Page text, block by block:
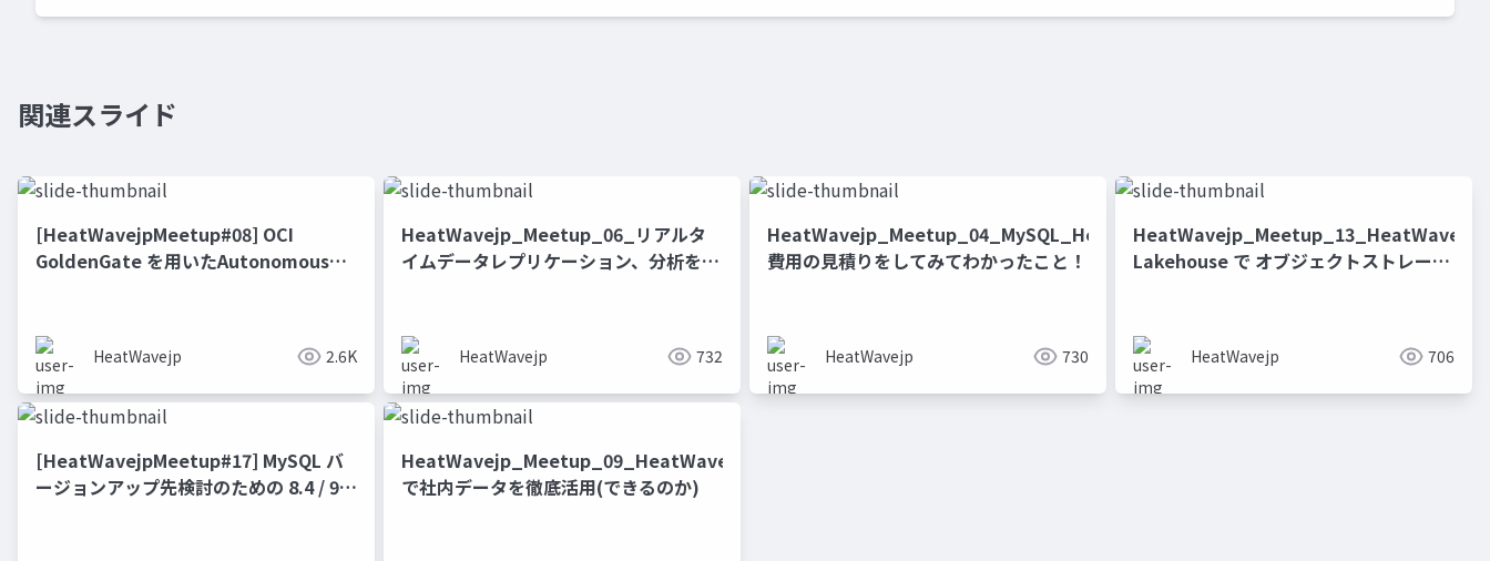
関連スライド
[HeatWavejpMeetup#08] OCI
GoldenGate を用いたAutonomous
スタイル）]
HeatWavejp 2.6K
HeatWavejp_Meetup_06_リアルタ
イムデータレプリケーション、分析を可
HeatWavejp 732
HeatWavejp_Meetup_04_MySQL_HeatWave_on_AWS_
費用の見積りをしてみてわかったこと！
HeatWavejp 730
HeatWavejp_Meetup_13_HeatWave
Lakehouse で オブジェクトストレージ
HeatWavejp 706
[HeatWavejpMeetup#17] MySQL バ
ージョンアップ先検討のための 8.4 / 9.x
HeatWavejp_Meetup_09_HeatWaveGenAI
で社内データを徹底活用(できるのか)